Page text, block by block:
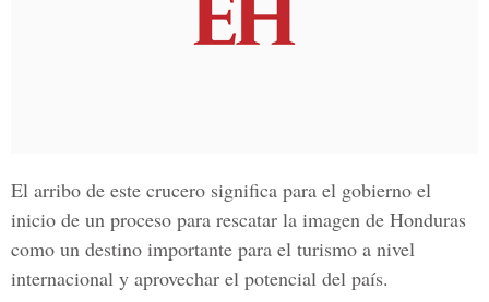
El arribo de este crucero significa para el gobierno el
inicio de un proceso para rescatar la imagen de Honduras
como un destino importante para el turismo a nivel
internacional y aprovechar el potencial del país.